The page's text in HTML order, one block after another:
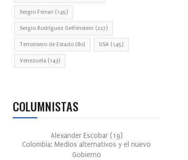
Sergio Ferrari (145)
Sergio Rodríguez Gelfenstein (227)
Terrorismo de Estado (80) USA (145)
Venezuela (143)
COLUMNISTAS
Alexander Escobar (19)
Colombia: Medios alternativos y el nuevo
Gobierno